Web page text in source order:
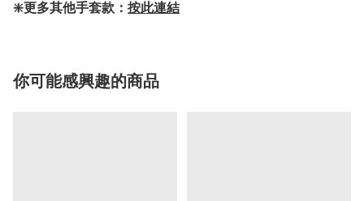
❇️更多其他手套款： 按此連結
你可能感興趣的商品